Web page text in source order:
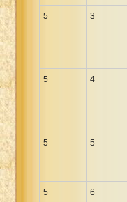
5 3
5 4
5 5
5 6